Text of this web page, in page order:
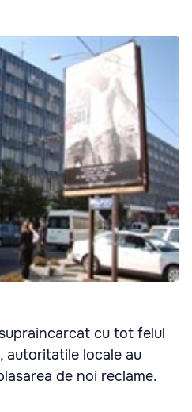
cu tot felul
autoritatile locale au
de noi reclame.